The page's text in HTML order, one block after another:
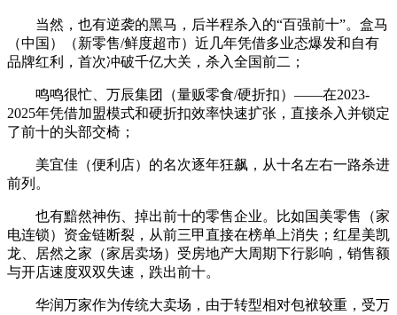
当然，也有逆袭的黑马，后半程杀入的“百强前十”。盒马
（中国）（新零售/鲜度超市）近几年凭借多业态爆发和自有
品牌红利，首次冲破千亿大关，杀入全国前二；
鸣鸣很忙、万辰集团（量贩零食/硬折扣）——在2023-
2025年凭借加盟模式和硬折扣效率快速扩张，直接杀入并锁定
了前十的头部交椅；
美宜佳（便利店）的名次逐年狂飙，从十名左右一路杀进
前列。
也有黯然神伤、掉出前十的零售企业。比如国美零售（家
电连锁）资金链断裂，从前三甲直接在榜单上消失；红星美凯
龙、居然之家（家居卖场）受房地产大周期下行影响，销售额
与开店速度双双失速，跌出前十。
华润万家作为传统大卖场，由于转型相对包袱较重，受万